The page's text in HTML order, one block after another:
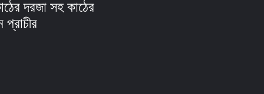
দরজা সহ কাঠের
প্রাচীর